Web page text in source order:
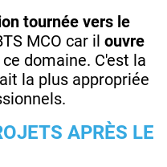
tournée vers le
MCO car il ouvre
domaine. C'est la
la plus appropriée
APRÈS LE